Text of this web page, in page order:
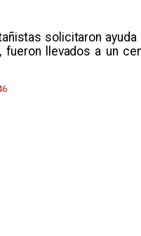
solicitaron
llevados a un